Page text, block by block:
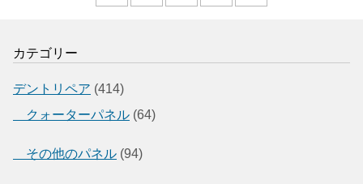
カテゴリー
デントリペア (414)
クォーターパネル (64)
その他のパネル (94)